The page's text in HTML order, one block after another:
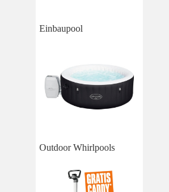
Einbaupool
Outdoor Whirlpools